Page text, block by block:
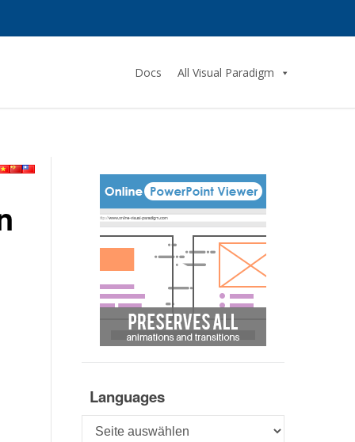
Docs All Visual Paradigm
Languages
Languages